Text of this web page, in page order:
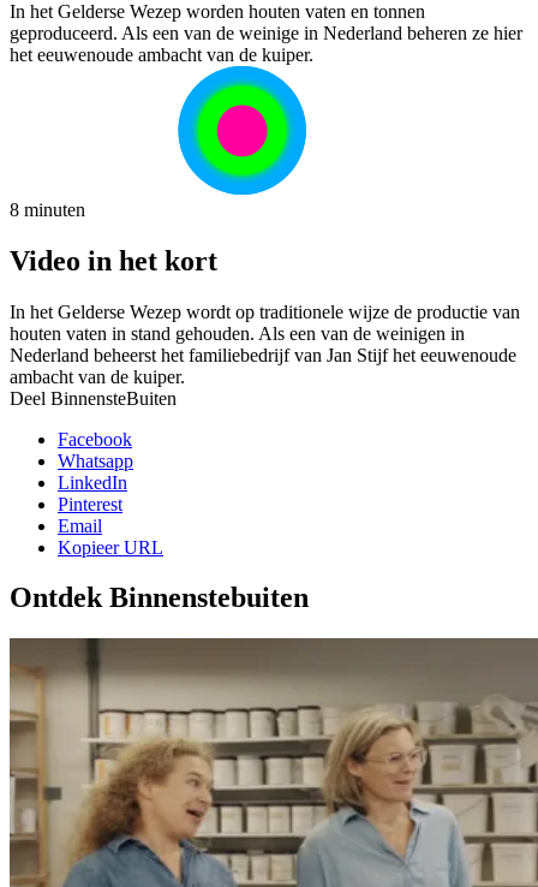
In het Gelderse Wezep worden houten vaten en tonnen
geproduceerd. Als een van de weinige in Nederland beheren ze hier
het eeuwenoude ambacht van de kuiper.
8 minuten
Video in het kort
In het Gelderse Wezep wordt op traditionele wijze de productie van
houten vaten in stand gehouden. Als een van de weinigen in
Nederland beheerst het familiebedrijf van Jan Stijf het eeuwenoude
ambacht van de kuiper.
Deel BinnensteBuiten
Facebook
Whatsapp
LinkedIn
Pinterest
Email
Kopieer URL
Ontdek Binnenstebuiten